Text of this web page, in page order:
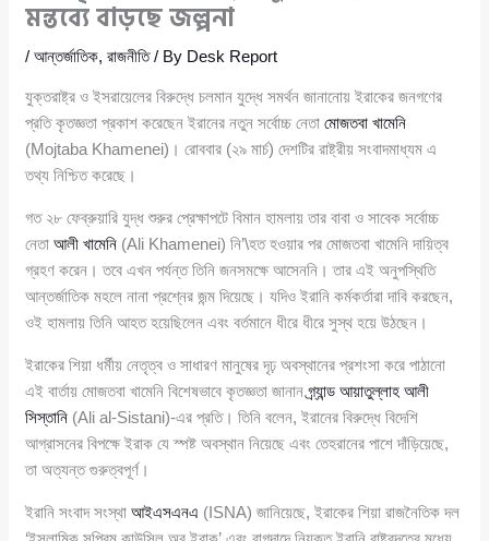
মন্তব্যে বাড়ছে জল্পনা
/আন্তর্জাতিক,রাজনীতি/ By Desk Report
যুক্তরাষ্ট্র ও ইসরায়েলের বিরুদ্ধে চলমান যুদ্ধে সমর্থন জানানোয় ইরাকের জনগণের
প্রতি কৃতজ্ঞতা প্রকাশ করেছেন ইরানের নতুন সর্বোচ্চ নেতামোজতবা খামেনি
(Mojtaba Khamenei)। রোববার (২৯ মার্চ) দেশটির রাষ্ট্রীয় সংবাদমাধ্যম এ
তথ্য নিশ্চিত করেছে।
গত ২৮ ফেব্রুয়ারি যুদ্ধ শুরুর প্রেক্ষাপটে বিমান হামলায় তার বাবা ও সাবেক সর্বোচ্চ
নেতাআলী খামেনি (Ali Khamenei) নি’\হত হওয়ার পর মোজতবা খামেনি দায়িত্ব
গ্রহণ করেন। তবে এখন পর্যন্ত তিনি জনসমক্ষে আসেননি। তার এই অনুপস্থিতি
আন্তর্জাতিক মহলে নানা প্রশ্নের জন্ম দিয়েছে। যদিও ইরানি কর্মকর্তারা দাবি করছেন,
ওই হামলায় তিনি আহত হয়েছিলেন এবং বর্তমানে ধীরে ধীরে সুস্থ হয়ে উঠছেন।
ইরাকের শিয়া ধর্মীয় নেতৃত্ব ও সাধারণ মানুষের দৃঢ় অবস্থানের প্রশংসা করে পাঠানো
এই বার্তায় মোজতবা খামেনি বিশেষভাবে কৃতজ্ঞতা জানানগ্র্যান্ড আয়াতুল্লাহ আলী
সিস্তানি (Ali al-Sistani)-এর প্রতি। তিনি বলেন, ইরানের বিরুদ্ধে বিদেশি
আগ্রাসনের বিপক্ষে ইরাক যে স্পষ্ট অবস্থান নিয়েছে এবং তেহরানের পাশে দাঁড়িয়েছে,
তা অত্যন্ত গুরুত্বপূর্ণ।
ইরানি সংবাদ সংস্থাআইএসএনএ (ISNA) জানিয়েছে, ইরাকের শিয়া রাজনৈতিক দল